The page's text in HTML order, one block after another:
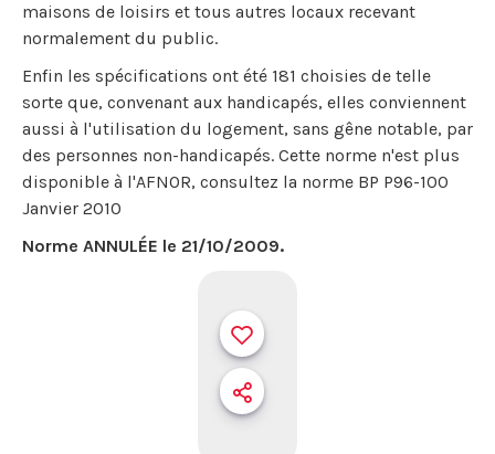
maisons de loisirs et tous autres locaux recevant
normalement du public.
Enfin les spécifications ont été 181 choisies de telle
sorte que, convenant aux handicapés, elles conviennent
aussi à l'utilisation du logement, sans gêne notable, par
des personnes non-handicapés. Cette norme n'est plus
disponible à l'AFNOR, consultez la norme BP P96-100
Janvier 2010
Norme ANNULÉE le 21/10/2009.